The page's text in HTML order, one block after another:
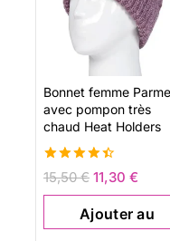
Bonnet femme Parme
avec pompon très
chaud Heat Holders
4.52
de 5
15,50€ 11,30 €
Ajouter au